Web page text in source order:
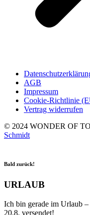
AGB
Impressum
Cookie-Richtlinie
Vertrag widerrufen
© 2024 WONDER OF
Schmidt
Bald zurück!
URLAUB
Ich bin gerade im Urlaub
20.8. versendet!